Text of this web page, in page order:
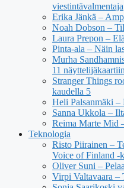
viestintävalmentaja
Erika Jänkä –
Noah Dobson –
Laura Prepon –
Pinta-ala – Näin
Murha
11 näyttelijäkaartiin
Stranger Things
kaudella 5
Heli Palsanmäki –
Sanna Ukkola –
Reima Marte Mid
Teknologia
Risto Piirainen –
Voice of Finland -
Oliver Suni –
Virpi Valtavaara –